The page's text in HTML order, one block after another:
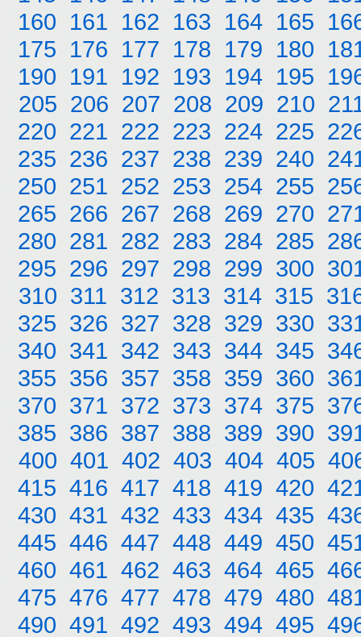
160 161 162 163 164 165
175 176 177 178 179 180
190 191 192 193 194 195
205 206 207 208 209 210
220 221 222 223 224 225
235 236 237 238 239 240
250 251 252 253 254 255
265 266 267 268 269 270
280 281 282 283 284 285
295 296 297 298 299 300
310 311 312 313 314 315
325 326 327 328 329 330
340 341 342 343 344 345
355 356 357 358 359 360
370 371 372 373 374 375
385 386 387 388 389 390
400 401 402 403 404 405
415 416 417 418 419 420
430 431 432 433 434 435
445 446 447 448 449 450
460 461 462 463 464 465
475 476 477 478 479 480
490 491 492 493 494 495